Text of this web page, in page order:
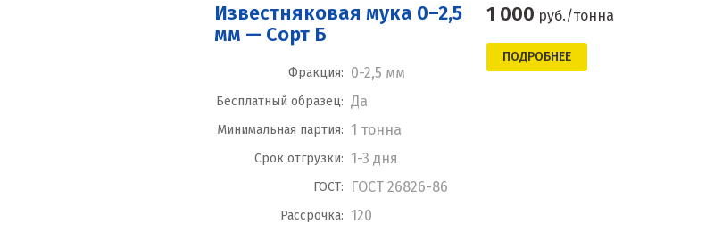
Известняковая мука 0–2,5
мм — Сорт Б
Фракция: 0-2,5 мм
Бесплатный образец: Да
Минимальная партия: 1 тонна
Срок отгрузки: 1-3 дня
ГОСТ: ГОСТ 26826-86
Рассрочка: 120
1 000 руб./тонна
ПОДРОБНЕЕ